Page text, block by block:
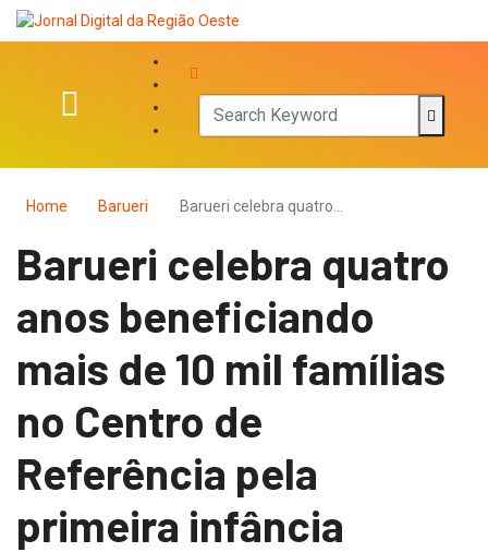
Home Barueri Barueri celebra quatro…
Barueri celebra quatro
anos beneficiando
mais de 10 mil famílias
no Centro de
Referência pela
primeira infância